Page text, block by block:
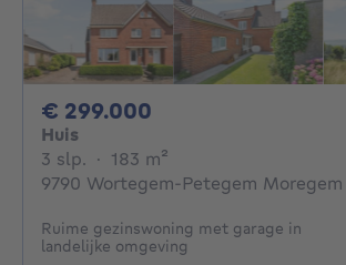
€ 299.000
Huis
3 slp. 3 slaapkamers
· 183 m²
9790 Wortegem-Petegem Moregem
Ruime gezinswoning met garage in
landelijke omgeving